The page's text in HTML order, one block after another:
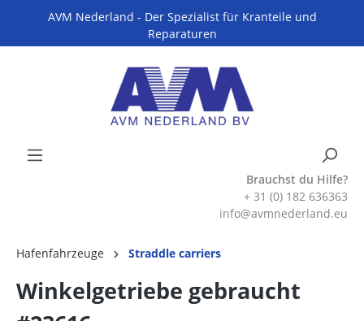
AVM Nederland - Der Spezialist für Kranteile und
Reparaturen
Brauchst du Hilfe?
+ 31 (0) 182 636363
info@avmnederland.eu
Hafenfahrzeuge Straddle carriers
Winkelgetriebe gebraucht